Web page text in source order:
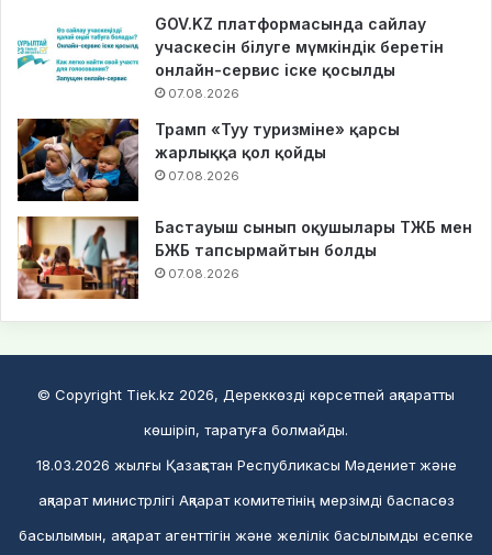
GOV.KZ платформасында сайлау
учаскесін білуге мүмкіндік беретін
онлайн-сервис іске қосылды
07.08.2026
Трамп «Туу туризміне» қарсы
жарлыққа қол қойды
07.08.2026
Бастауыш сынып оқушылары ТЖБ мен
БЖБ тапсырмайтын болды
07.08.2026
© Copyright Tiek.kz 2026, Дереккөзді көрсетпей ақпаратты
көшіріп, таратуға болмайды.
18.03.2026 жылғы Қазақстан Республикасы Мәдениет және
ақпарат министрлігі Ақпарат комитетінің мерзімді баспасөз
басылымын, ақпарат агенттігін және желілік басылымды есепке